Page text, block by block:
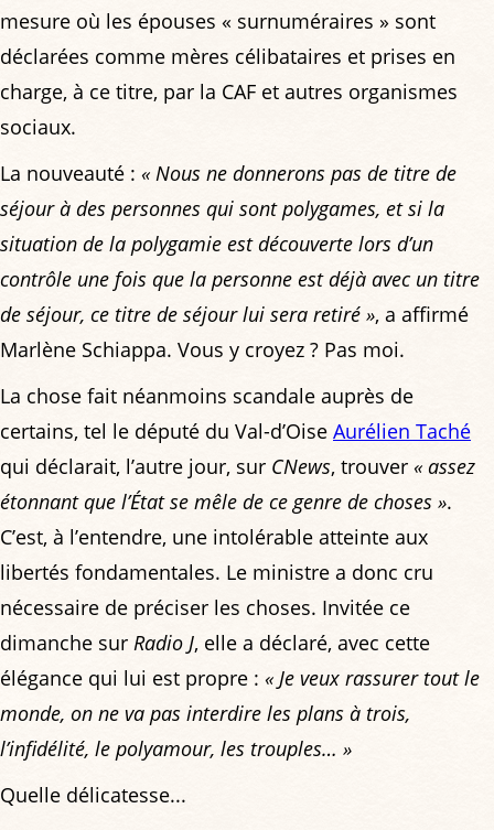
mesure où les épouses « surnuméraires » sont
déclarées comme mères célibataires et prises en
charge, à ce titre, par la CAF et autres organismes
sociaux.
La nouveauté : « Nous ne donnerons pas de titre de
séjour à des personnes qui sont polygames, et si la
situation de la polygamie est découverte lors d’un
contrôle une fois que la personne est déjà avec un titre
de séjour, ce titre de séjour lui sera retiré », a affirmé
Marlène Schiappa. Vous y croyez ? Pas moi.
La chose fait néanmoins scandale auprès de
certains, tel le député du Val-d’Oise Aurélien Taché
qui déclarait, l’autre jour, sur CNews, trouver « assez
étonnant que l’État se mêle de ce genre de choses ».
C’est, à l’entendre, une intolérable atteinte aux
libertés fondamentales. Le ministre a donc cru
nécessaire de préciser les choses. Invitée ce
dimanche sur Radio J, elle a déclaré, avec cette
élégance qui lui est propre : « Je veux rassurer tout le
monde, on ne va pas interdire les plans à trois,
l’infidélité, le polyamour, les trouples… »
Quelle délicatesse...